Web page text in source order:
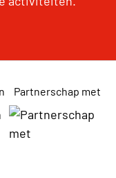
Partnerschap met